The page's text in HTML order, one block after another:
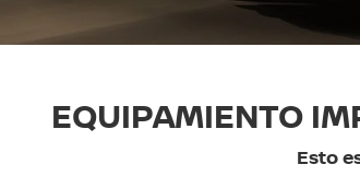
EQUIPAMIENTO
Esto